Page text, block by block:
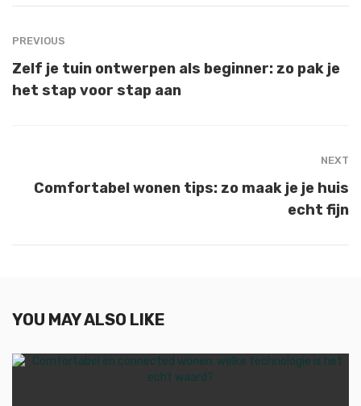
PREVIOUS
Zelf je tuin ontwerpen als beginner: zo pak je
het stap voor stap aan
NEXT
Comfortabel wonen tips: zo maak je je huis
echt fijn
YOU MAY ALSO LIKE